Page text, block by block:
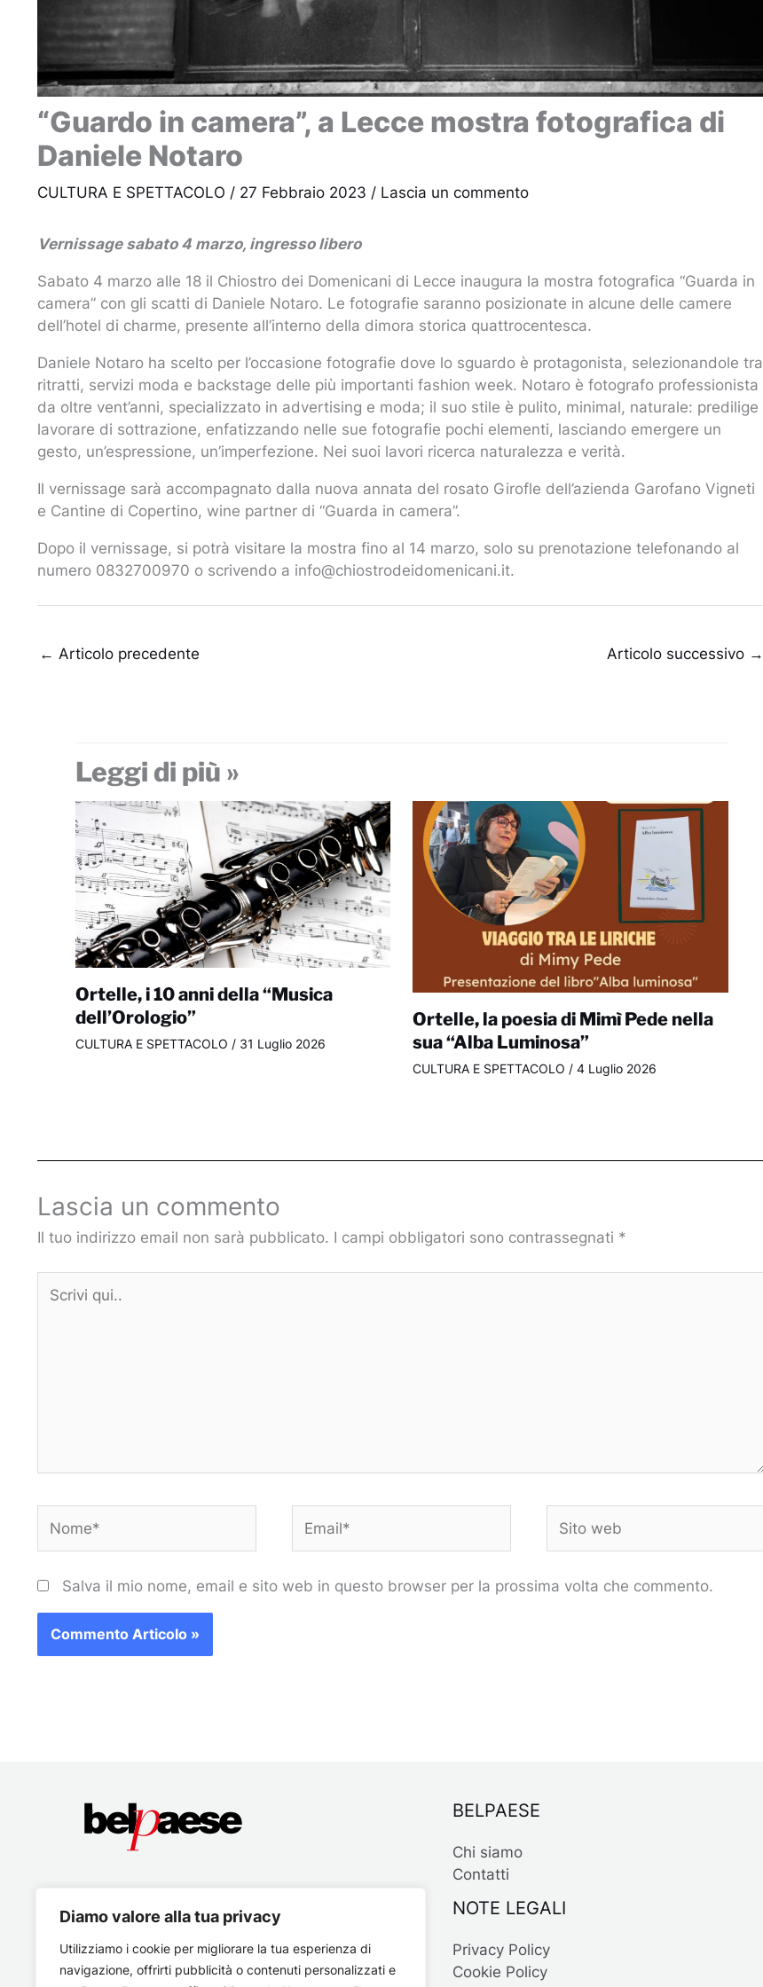
Diamo valore alla tua privacy
Utilizziamo i cookie per migliorare la tua esperienza di
navigazione, offrirti pubblicità o contenuti personalizzati e
“Guardo in camera”, a Lecce mostra fotografica di
Daniele Notaro
CULTURA E SPETTACOLO / 27 Febbraio 2023 / Lascia un commento
Vernissage sabato 4 marzo, ingresso libero
Sabato 4 marzo alle 18 il Chiostro dei Domenicani di Lecce inaugura la mostra fotografica “Guarda in
camera” con gli scatti di Daniele Notaro. Le fotografie saranno posizionate in alcune delle camere
dell’hotel di charme, presente all’interno della dimora storica quattrocentesca.
Daniele Notaro ha scelto per l’occasione fotografie dove lo sguardo è protagonista, selezionandole tra
ritratti, servizi moda e backstage delle più importanti fashion week. Notaro è fotografo professionista
da oltre vent’anni, specializzato in advertising e moda; il suo stile è pulito, minimal, naturale: predilige
lavorare di sottrazione, enfatizzando nelle sue fotografie pochi elementi, lasciando emergere un
gesto, un’espressione, un’imperfezione. Nei suoi lavori ricerca naturalezza e verità.
Il vernissage sarà accompagnato dalla nuova annata del rosato Girofle dell’azienda Garofano Vigneti
e Cantine di Copertino, wine partner di “Guarda in camera”.
Dopo il vernissage, si potrà visitare la mostra fino al 14 marzo, solo su prenotazione telefonando al
numero 0832700970 o scrivendo a info@chiostrodeidomenicani.it.
← Articolo precedente Articolo successivo →
Leggi di più »
Ortelle, i 10 anni della “Musica
dell’Orologio”
CULTURA E SPETTACOLO / 31 Luglio 2026
Ortelle, la poesia di Mimì Pede nella
sua “Alba Luminosa”
CULTURA E SPETTACOLO / 4 Luglio 2026
Lascia un commento
Il tuo indirizzo email non sarà pubblicato. I campi obbligatori sono contrassegnati *
qui..
web
Salva il mio nome, email e sito web in questo browser per la prossima volta che commento.
BELPAESE
Chi siamo
Contatti
NOTE LEGALI
Privacy Policy
Cookie Policy